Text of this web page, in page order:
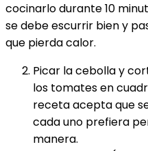
cocinarlo durante 10
se debe escurrir bien y
que pierda calor.
Picar la cebolla y
los tomates en
receta acepta que
cada uno prefiera
manera.